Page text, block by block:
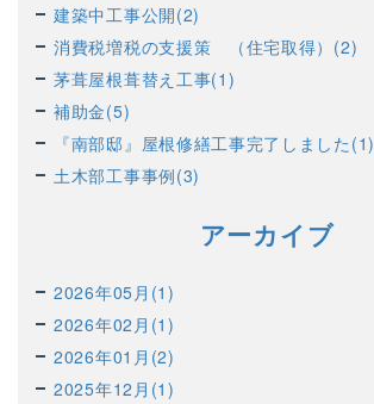
建築中工事公開(2)
消費税増税の支援策 （住宅取得）(2)
茅葺屋根葺替え工事(1)
補助金(5)
『南部邸』屋根修繕工事完了しました(1)
土木部工事事例(3)
アーカイブ
2026年05月(1)
2026年02月(1)
2026年01月(2)
2025年12月(1)